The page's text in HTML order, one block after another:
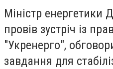
Міністр
провів зустріч із
"Укренерго",
завдання для